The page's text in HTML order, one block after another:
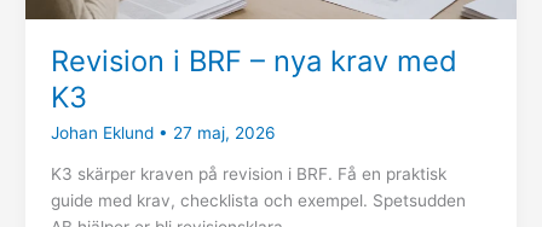
Revision i BRF – nya krav med
K3
Johan Eklund • 27 maj, 2026
K3 skärper kraven på revision i BRF. Få en praktisk
guide med krav, checklista och exempel. Spetsudden